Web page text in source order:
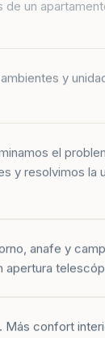
y
el
y resolvimos la
anafe y
apertura
Más confort